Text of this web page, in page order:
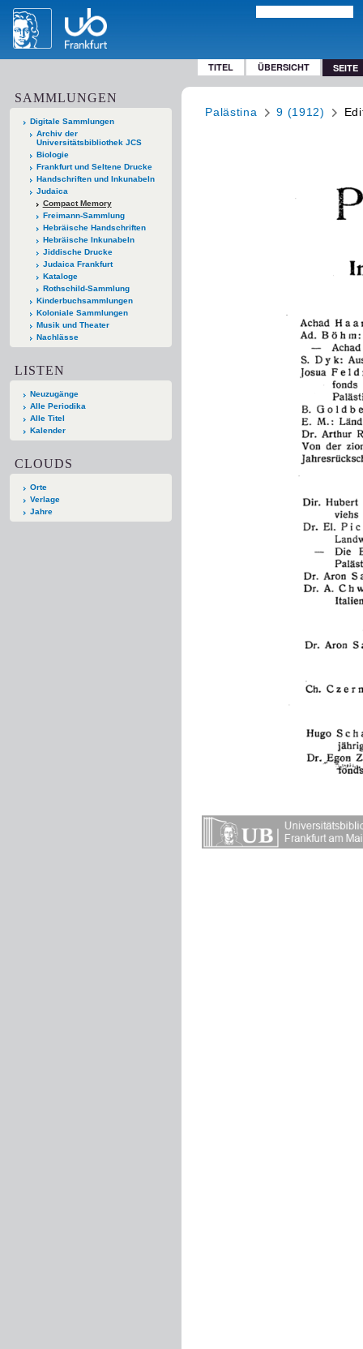
TITEL ÜBERSICHT SEITE
SAMMLUNGEN
Digitale Sammlungen
Archiv der
Universitätsbibliothek JCS
Biologie
Frankfurt und Seltene Drucke
Handschriften und Inkunabeln
Judaica
Compact Memory
Freimann-Sammlung
Hebräische Handschriften
Hebräische Inkunabeln
Jiddische Drucke
Judaica Frankfurt
Kataloge
Rothschild-Sammlung
Kinderbuchsammlungen
Koloniale Sammlungen
Musik und Theater
Nachlässe
LISTEN
Neuzugänge
Alle Periodika
Alle Titel
Kalender
CLOUDS
Orte
Verlage
Jahre
Palästina 9 (1912)